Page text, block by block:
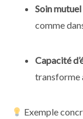
Soin
comme
Capacité
transforme
Exemple